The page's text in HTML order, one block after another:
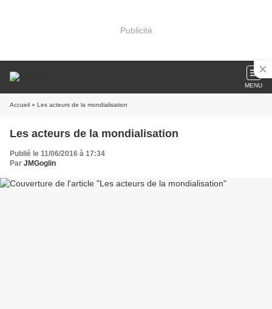
Publicité
MENU
Accueil » Les acteurs de la mondialisation
Les acteurs de la mondialisation
Publié le 11/06/2016 à 17:34
Par JMGoglin